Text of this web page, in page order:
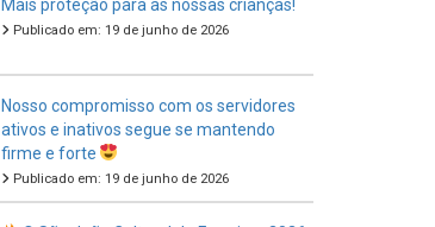
firme e forte
Publicado em: 19 de junho de 2026